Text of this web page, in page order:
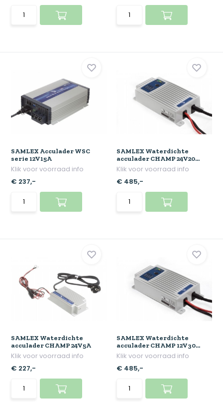
SAMLEX Acculader WSC
serie 12V15A
Klik voor voorraad info
€ 237,-
SAMLEX Waterdichte
acculader CHAMP 24V20...
Klik voor voorraad info
€ 485,-
SAMLEX Waterdichte
acculader CHAMP 24V5A
Klik voor voorraad info
€ 227,-
SAMLEX Waterdichte
acculader CHAMP 12V30...
Klik voor voorraad info
€ 485,-